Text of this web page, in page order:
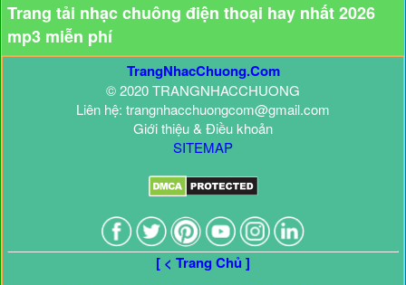
Trang tải nhạc chuông điện thoại hay nhất 2026
mp3 miễn phí
TrangNhacChuong.Com
© 2020 TRANGNHACCHUONG
Liên hệ: trangnhacchuongcom@gmail.com
Giới thiệu & Điều khoản
SITEMAP
[ < Trang Chủ ]